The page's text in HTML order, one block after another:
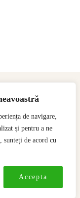
de navigare,
și pentru a ne
sunteți de acord cu
Accepta